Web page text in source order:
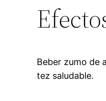
Beber zumo de
tez saludable.